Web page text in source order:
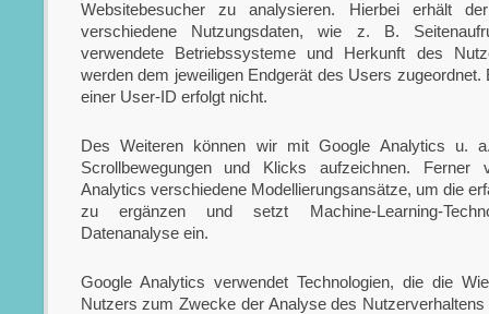
Websitebesucher zu analysieren. Hierbei erhält der
verschiedene Nutzungsdaten, wie z. B.
verwendete Betriebssysteme und Herkunft des
werden dem jeweiligen Endgerät des Users zugeordnet.
einer User-ID erfolgt nicht.
Des Weiteren können wir mit Google Analytics u.
Scrollbewegungen und Klicks aufzeichnen. Ferner
Analytics verschiedene Modellierungsansätze, um die
zu ergänzen und setzt Machine-Learning-
Datenanalyse ein.
Google Analytics verwendet Technologien, die die
Nutzers zum Zwecke der Analyse des